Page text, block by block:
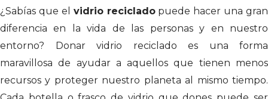
¿Sabías que el vidrio recicladopuede hacer una gran
diferencia en la vida de las personas y en nuestro
entorno? Donar vidrio reciclado es una forma
maravillosa de ayudar a aquellos que tienen menos
recursos y proteger nuestro planeta al mismo tiempo.